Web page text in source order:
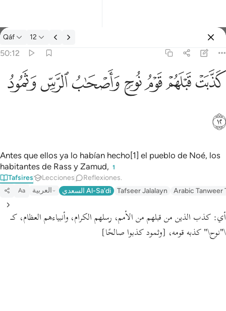
Tafsir: Qáf 50:12
Qáf 12
50:12
كذبت قبلهم قوم نوح واصحاب الرس وثمود ١٢
كَذَّبَتْ قَبْلَهُمْ قَوْمُ نُوحٍۢ وَأَصْحَـٰبُ ٱلرَّسِّ وَثَمُودُ ١٢
ﲫﲬﲭﲮﲯﲰﲱ
ﲲ
Antes que ellos ya lo habían hecho[1] el pueblo de Noé, los
habitantes de Rass y Zamud, 1
Tafsires Lecciones Reflexiones.
Aa العربية السعدي Al-Sa'di Tafseer Jalalayn Arabic Tanweer
أي: كذب الذين من قبلهم من الأمم، رسلهم الكرام، وأنبياءهم العظام، كـ
\"نوح\" كذبه قومه، [وثمود كذبوا صالحًا]